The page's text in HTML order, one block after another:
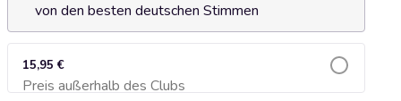
von den besten deutschen Stimmen
15,95 €
Preis außerhalb des ClubsZum Warenkorb hinzufügen